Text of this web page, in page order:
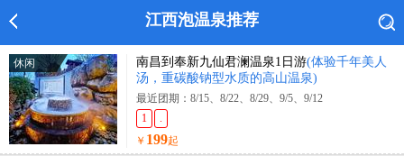
江西泡温泉推荐
休闲 南昌到奉新九仙君澜温泉1日游(体验千年美人
汤，重碳酸钠型水质的高山温泉)
最近团期：8/15、8/22、8/29、9/5、9/12
1
.
￥ 199起